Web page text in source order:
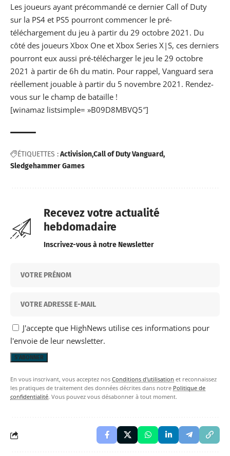
Les joueurs ayant précommandé ce dernier Call of Duty
sur la PS4 et PS5 pourront commencer le pré-
téléchargement du jeu à partir du 29 octobre 2021. Du
côté des joueurs Xbox One et Xbox Series X|S, ces derniers
pourront eux aussi pré-télécharger le jeu le 29 octobre
2021 à partir de 6h du matin. Pour rappel, Vanguard sera
réellement jouable à partir du 5 novembre 2021. Rendez-
vous sur le champ de bataille !
[winamaz listsimple= »B09D8MBVQ5″]
ÉTIQUETTES :ActivisionCall of Duty Vanguard
Sledgehammer Games
Recevez votre actualité
hebdomadaire
Inscrivez-vous à notre Newsletter
J'accepte que HighNews utilise ces informations pour
l'envoie de leur newsletter.
En vous inscrivant, vous acceptez nos Conditions d'utilisation et reconnaissez
les pratiques de traitement des données décrites dans notre Politique de
confidentialité. Vous pouvez vous désabonner à tout moment.